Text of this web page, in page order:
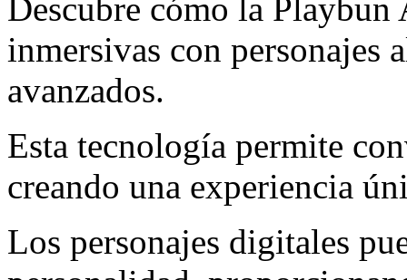
Descubre cómo la
inmersivas con personajes
avanzados.
Esta tecnología permite
creando una experiencia
Los personajes digitales